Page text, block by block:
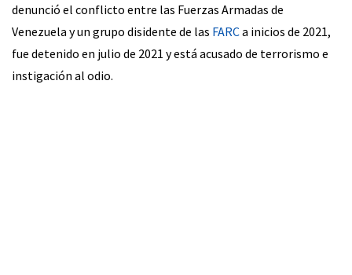
denunció el conflicto entre las Fuerzas Armadas de
Venezuela y un grupo disidente de las FARCa inicios de 2021,
fue detenido en julio de 2021 y está acusado de terrorismo e
instigación al odio.